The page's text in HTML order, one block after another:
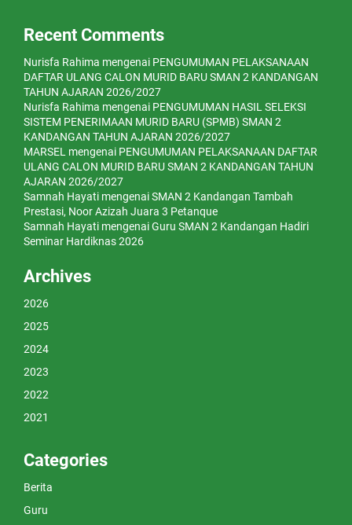
Recent Comments
Nurisfa Rahima mengenai PENGUMUMAN PELAKSANAAN
DAFTAR ULANG CALON MURID BARU SMAN 2 KANDANGAN
TAHUN AJARAN 2026/2027
Nurisfa Rahima mengenai PENGUMUMAN HASIL SELEKSI
SISTEM PENERIMAAN MURID BARU (SPMB) SMAN 2
KANDANGAN TAHUN AJARAN 2026/2027
MARSEL mengenai PENGUMUMAN PELAKSANAAN DAFTAR
ULANG CALON MURID BARU SMAN 2 KANDANGAN TAHUN
AJARAN 2026/2027
Samnah Hayati mengenaiSMAN 2 Kandangan Tambah
Prestasi, Noor Azizah Juara 3 Petanque
Samnah Hayati mengenaiGuru SMAN 2 Kandangan Hadiri
Seminar Hardiknas 2026
Archives
2026
2025
2024
2023
2022
2021
Categories
Berita
Guru